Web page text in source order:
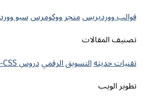
قوالب ووردبريسمتجر ووكومرسسيو
تصنيف المقالات
تقنيات حديثهالتسويق الرقميدروس HTML-CSS
تطوير الويب